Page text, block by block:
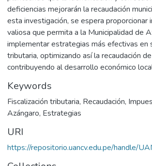
deficiencias mejorarán la recaudación
esta investigación, se espera proporcionar
valiosa que permita a la Municipalidad de
implementar estrategias más efectivas en
tributaria, optimizando así la recaudación
contribuyendo al desarrollo económico
Keywords
Fiscalización tributaria, Recaudación,
Azángaro, Estrategias
URI
https://repositorio.uancv.edu.pe/handle/